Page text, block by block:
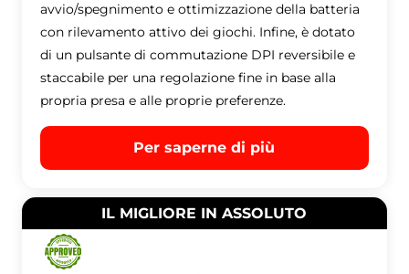
avvio/spegnimento e ottimizzazione della batteria
con rilevamento attivo dei giochi. Infine, è dotato
di un pulsante di commutazione DPI reversibile e
staccabile per una regolazione fine in base alla
propria presa e alle proprie preferenze.
Per saperne di più
IL MIGLIORE IN ASSOLUTO